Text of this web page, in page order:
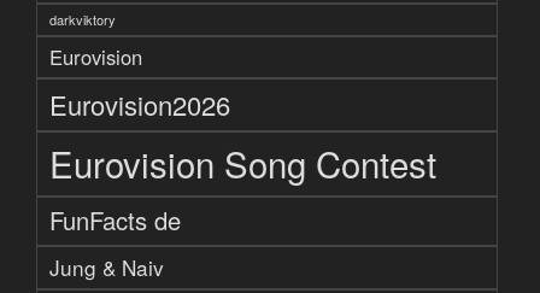
darkviktory
Eurovision
Eurovision2026
Eurovision Song Contest
FunFacts de
Jung & Naiv